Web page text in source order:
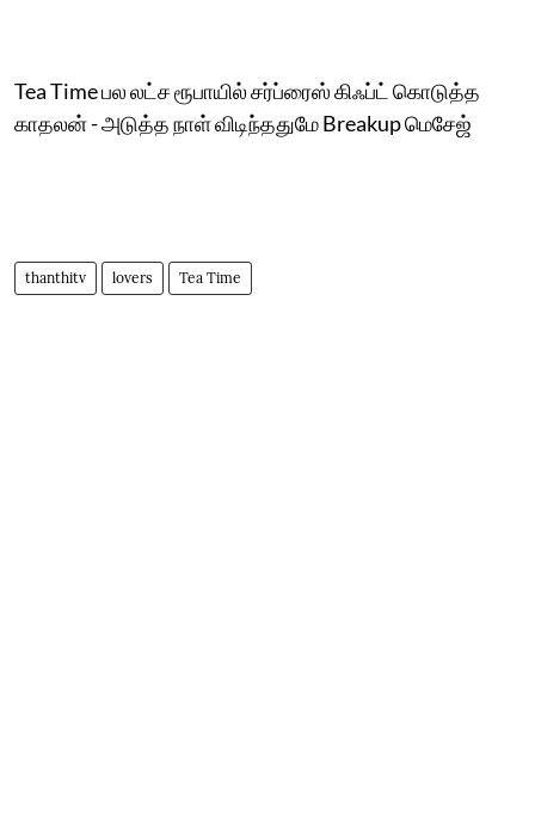
Tea Time பல லட்ச ரூபாயில் சர்ப்ரைஸ் கிஃப்ட் கொடுத்த
காதலன் - அடுத்த நாள் விடிந்ததுமே Breakup மெசேஜ்
thanthitv lovers Tea Time